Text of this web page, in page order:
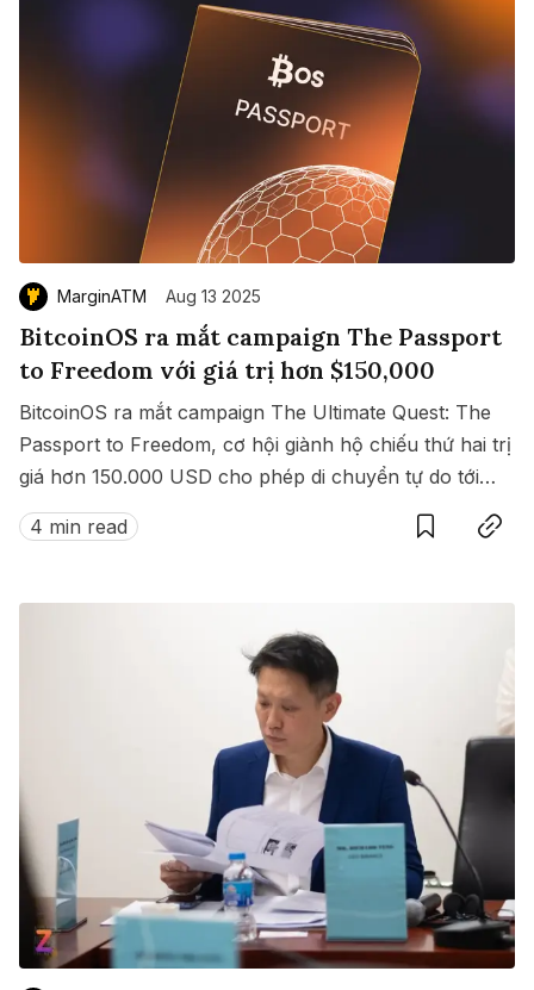
MarginATM Aug 13 2025
BitcoinOS ra mắt campaign The Passport
to Freedom với giá trị hơn $150,000
BitcoinOS ra mắt campaign The Ultimate Quest: The
Passport to Freedom, cơ hội giành hộ chiếu thứ hai trị
giá hơn 150.000 USD cho phép di chuyển tự do tới
hàng loạt quốc gia không cần visa.
4 min read
SaveCopy link